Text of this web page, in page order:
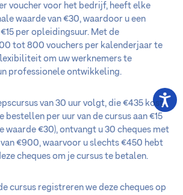
voucher voor het bedrijf, heeft elke
waarde van €30, waardoor u een
per opleidingsuur. Met de
tot 800 vouchers per kalenderjaar te
om uw werknemers te
professionele ontwikkeling.
van 30 uur volgt, die €435 kost.
bestellen per uur van de cursus aan €15
waarde €30), ontvangt u 30 cheques met
€900, waarvoor u slechts €450 hebt
cheques om je cursus te betalen.
cursus registreren we deze cheques op